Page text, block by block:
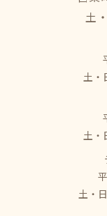
土
土・
土・
土・